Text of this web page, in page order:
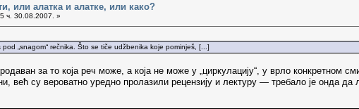
или алатка и алатке, или како?
ч. 30.08.2007. »
„snagom“ rečnika. Što se tiče udžbenika koje pominješ, [...]
за то која реч може, а која не може у „циркулацију“, у врло конкретном
већ су вероватно уредно пролазили рецензију и лектуру — требало је онда да